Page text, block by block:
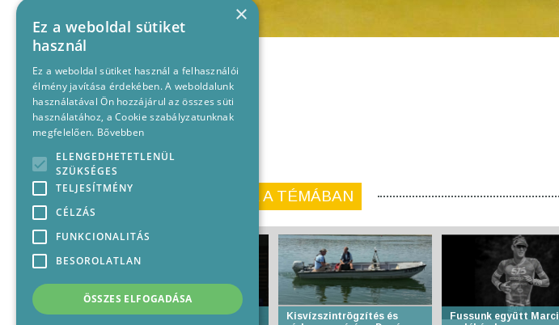
KORÁBBI CIKKEINK A TÉMÁBAN
Több mint 700 judós
Kisvízszintrögzítés és
Fussunk együtt Marci
×
Ez a weboldal sütiket
használ
Ez a weboldal sütiket használ a felhasználói
élmény javítása érdekében. A weboldalunk
használatával Ön hozzájárul az összes süti
használatához, a Cookie szabályzatunknak
megfelelően. Bővebben
ELENGEDHETETLENÜL
SZÜKSÉGES
TELJESÍTMÉNY
CÉLZÁS
FUNKCIONALITÁS
BESOROLATLAN
ÖSSZES ELFOGADÁSA